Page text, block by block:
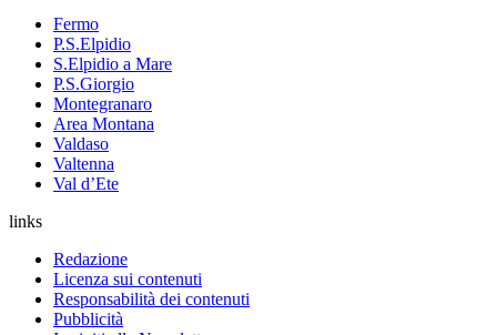
Fermo
P.S.Elpidio
S.Elpidio a Mare
P.S.Giorgio
Montegranaro
Area Montana
Valdaso
Valtenna
Val d’Ete
links
Redazione
Licenza sui contenuti
Responsabilità dei contenuti
Pubblicità